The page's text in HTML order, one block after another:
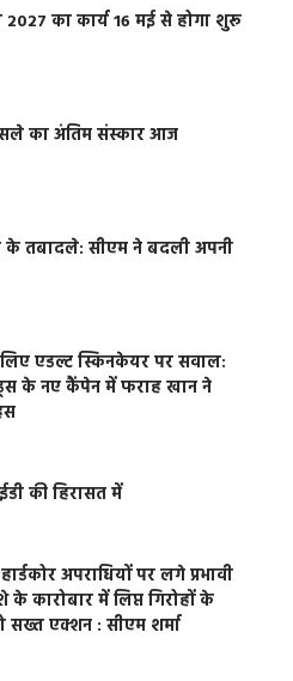
का कार्य 16 मई से होगा शुरू
का अंतिम संस्कार आज
तबादले: सीएम ने बदली अपनी
एडल्ट स्किनकेयर पर सवाल:
के नए कैंपेन में फराह खान ने
की हिरासत में
अपराधियों पर लगे प्रभावी
कारोबार में लिप्त गिरोहों के
सख्त एक्शन : सीएम शर्मा